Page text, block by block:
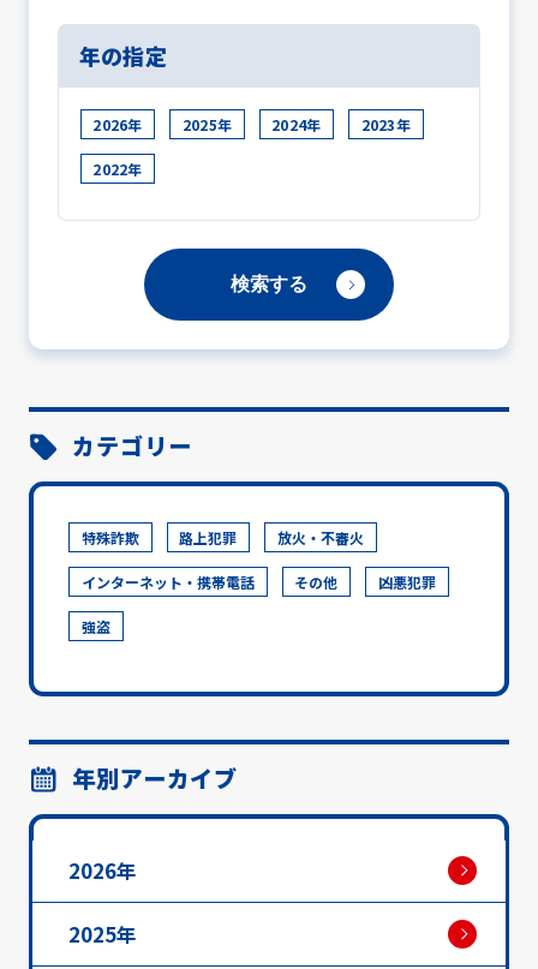
年の指定
2026年 2025年 2024年 2023年
2022年
カテゴリー
特殊詐欺 路上犯罪 放火・不審火
インターネット・携帯電話 その他 凶悪犯罪
強盗
年別アーカイブ
2026年
2025年